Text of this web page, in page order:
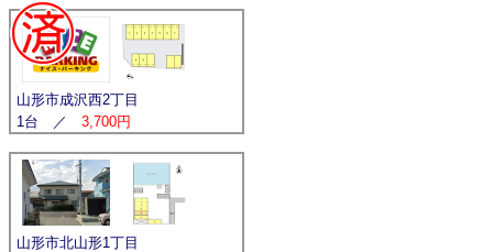
山形市成沢西2丁目
1台 ／ 3,700円
山形市北山形1丁目